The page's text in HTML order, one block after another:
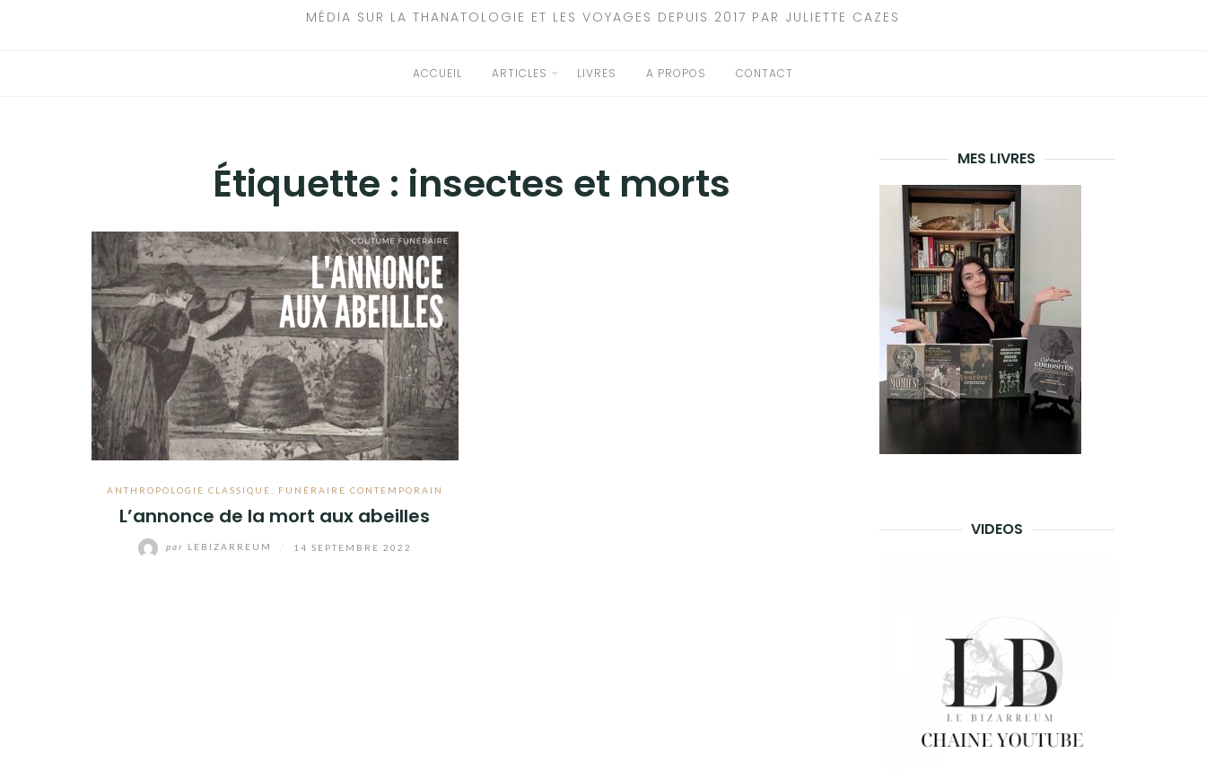
MÉDIA SUR LA THANATOLOGIE ET LES VOYAGES DEPUIS 2017 PAR JULIETTE CAZES
ACCUEIL ARTICLES LIVRES A PROPOS CONTACT
Étiquette : insectes et morts
ANTHROPOLOGIE CLASSIQUE FUNÉRAIRE CONTEMPORAIN
L’annonce de la mort aux abeilles
par LEBIZARREUM 14 SEPTEMBRE 2022
MES LIVRES
VIDEOS